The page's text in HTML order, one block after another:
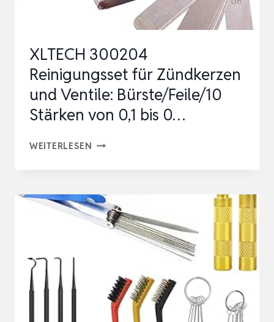
XLTECH 300204
Reinigungsset für Zündkerzen
und Ventile: Bürste/Feile/10
Stärken von 0,1 bis 0…
WEITERLESEN XLTECH
FÜR
ZÜNDKERZEN
BÜRSTE/FEILE/10
STÄRKEN
VON